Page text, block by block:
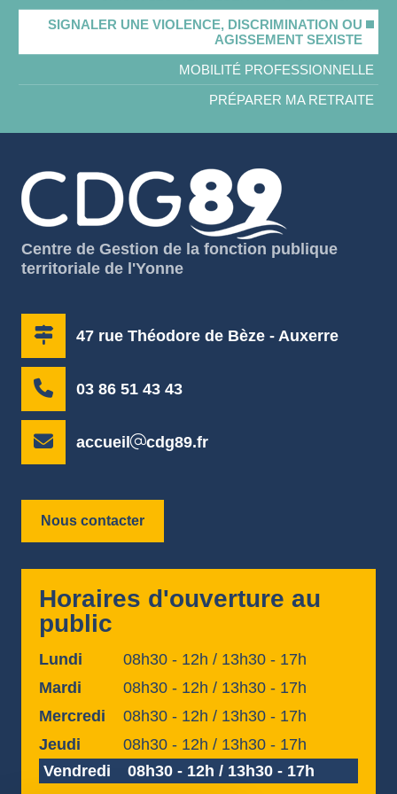
SIGNALER UNE VIOLENCE, DISCRIMINATION OU
AGISSEMENT SEXISTE
MOBILITÉ PROFESSIONNELLE
PRÉPARER MA RETRAITE
Centre de Gestion de la fonction publique
territoriale de l'Yonne
47 rue Théodore de Bèze - Auxerre
03 86 51 43 43
accueil cdg89.fr
Nous contacter
Horaires d'ouverture au
public
Lundi
08h30 - 12h / 13h30 - 17h
Mardi
08h30 - 12h / 13h30 - 17h
Mercredi
08h30 - 12h / 13h30 - 17h
Jeudi
08h30 - 12h / 13h30 - 17h
Vendredi
08h30 - 12h / 13h30 - 17h